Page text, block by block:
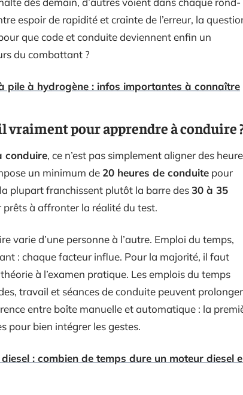
espoir de rapidité et crainte de l’erreur, la
que code et conduite deviennent enfin un
du combattant ?
pile à hydrogène : infos importantes à connaître
vraiment pour apprendre à conduire
conduire, ce n’est pas simplement aligner des
un minimum de 20 heures de conduite pour
plupart franchissent plutôt la barre des30 à 35
prêts à affronter la réalité du test.
varie d’une personne à l’autre. Emploi du temps,
: chaque facteur influe. Pour la majorité, il faut
à l’examen pratique. Les emplois du temps
travail et séances de conduite peuvent prolonger
entre boîte manuelle et automatique : la
pour bien intégrer les gestes.
: combien de temps dure un moteur diesel